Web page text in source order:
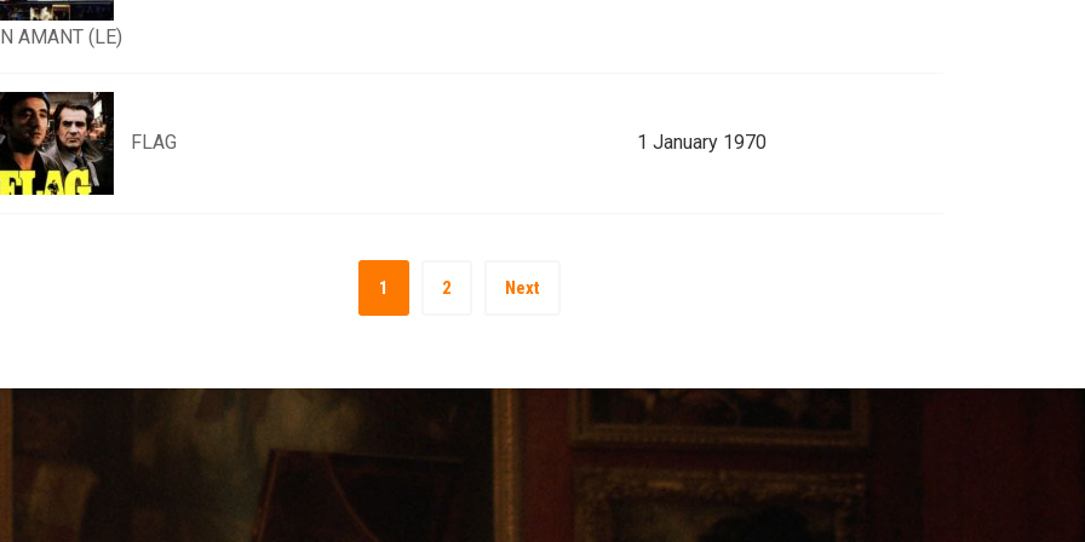
AMANT (LE)
FLAG 1 January 1970
1 2 Next